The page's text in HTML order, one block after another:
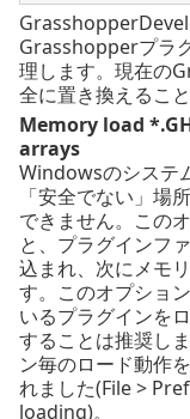
Grasshopperプラ
理します。現在の
全に置き換えるこ
Memory load
arrays
Windowsのシステ
「安全でない」場
できません。この
と、プラグインフ
込まれ、次にメモ
す。このオプショ
いるプラグインを
することは推奨し
ン毎のロード動作
れました(File >
loading)。